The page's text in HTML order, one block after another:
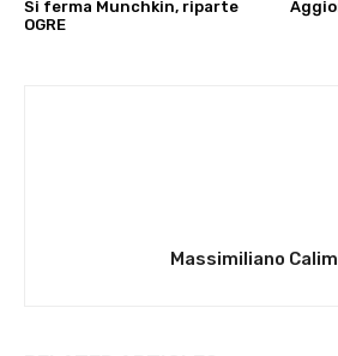
Si ferma Munchkin, riparte
OGRE
Massimiliano